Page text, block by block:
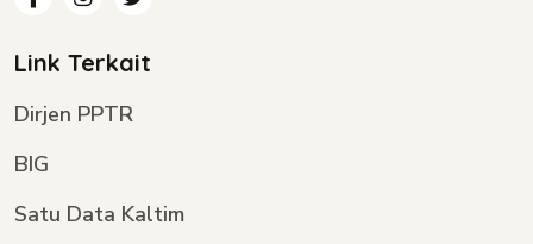
Link Terkait
Dirjen PPTR
BIG
Satu Data Kaltim